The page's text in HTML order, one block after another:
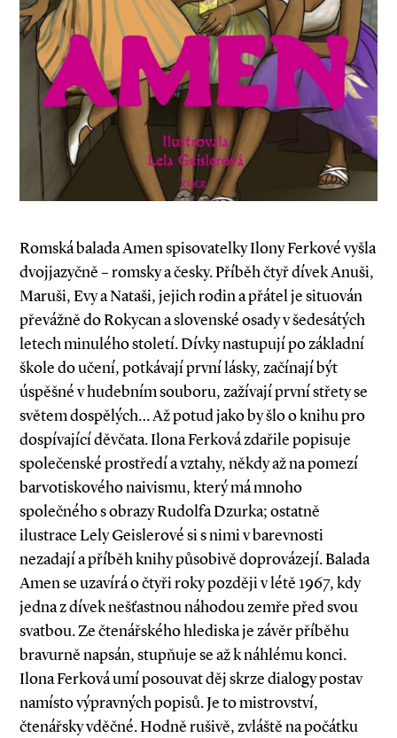
Romská balada Amen spisovatelky Ilony Ferkové vyšla
dvojjazyčně – romsky a česky. Příběh čtyř dívek Anuši,
Maruši, Evy a Nataši, jejich rodin a přátel je situován
převážně do Rokycan a slovenské osady v šedesátých
letech minulého století. Dívky nastupují po základní
škole do učení, potkávají první lásky, začínají být
úspěšné v hudebním souboru, zažívají první střety se
světem dospělých… Až potud jako by šlo o knihu pro
dospívající děvčata. Ilona Ferková zdařile popisuje
společenské prostředí a vztahy, někdy až na pomezí
barvotiskového naivismu, který má mnoho
společného s obrazy Rudolfa Dzurka; ostatně
ilustrace Lely Geislerové si s nimi v barevnosti
nezadají a příběh knihy působivě doprovázejí. Balada
Amen se uzavírá o čtyři roky později v létě 1967, kdy
jedna z dívek nešťastnou náhodou zemře před svou
svatbou. Ze čtenářského hlediska je závěr příběhu
bravurně napsán, stupňuje se až k náhlému konci.
Ilona Ferková umí posouvat děj skrze dialogy postav
namísto výpravných popisů. Je to mistrovství,
čtenářsky vděčné. Hodně rušivě, zvláště na počátku